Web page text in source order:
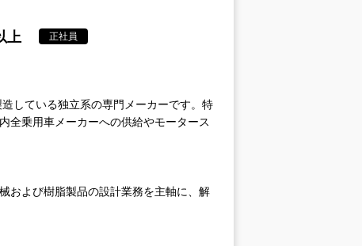
上
正社員
している独立系の専門メーカーです。特
全乗用車メーカーへの供給やモータース
および樹脂製品の設計業務を主軸に、解